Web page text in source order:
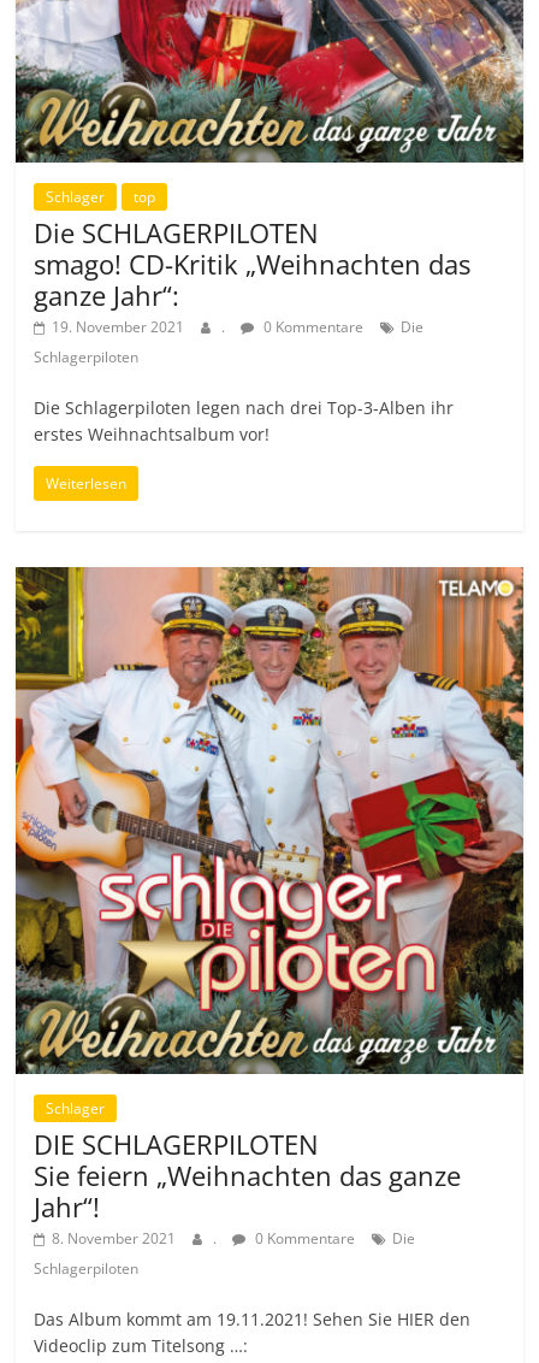
Schlager top
Die SCHLAGERPILOTEN
smago! CD-Kritik „Weihnachten das
ganze Jahr“:
19. November 2021 . 0 Kommentare
Die
Schlagerpiloten
Die Schlagerpiloten legen nach drei Top-3-Alben ihr
erstes Weihnachtsalbum vor!
Weiterlesen
Schlager
DIE SCHLAGERPILOTEN
Sie feiern „Weihnachten das ganze
Jahr“!
8. November 2021 . 0 Kommentare
Die
Schlagerpiloten
Das Album kommt am 19.11.2021! Sehen Sie HIER den
Videoclip zum Titelsong …: